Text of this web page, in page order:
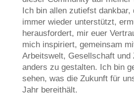
Ich bin allen zutiefst dankbar,
immer wieder unterstützt,
herausfordert, mir euer
mich inspiriert, gemeinsam
Arbeitswelt, Gesellschaft und
anders zu gestalten. Ich bin
sehen, was die Zukunft für
Jahr bereithält.